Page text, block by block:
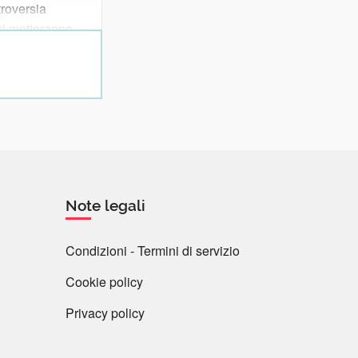
metteranno
una parola.Note legali
Condizioni - Termini di servizio
Cookie policy
Privacy policy